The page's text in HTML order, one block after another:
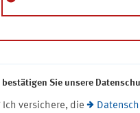
Sie unsere
Ich versichere, die